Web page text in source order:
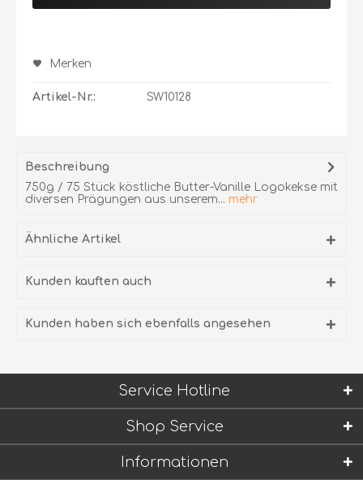
Merken
Artikel-Nr.: SW10128
Beschreibung
750g / 75 Stück köstliche Butter-Vanille Logokekse mit
diversen Prägungen aus unserem... mehr
Ähnliche Artikel
Kunden kauften auch
Kunden haben sich ebenfalls angesehen
Service Hotline
Shop Service
Informationen